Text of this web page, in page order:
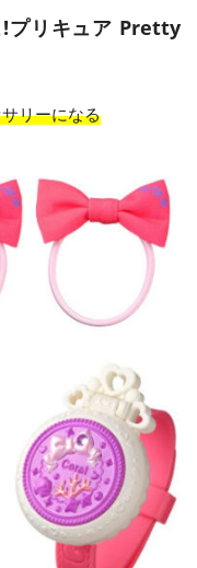
プリキュア Pretty
リーになる